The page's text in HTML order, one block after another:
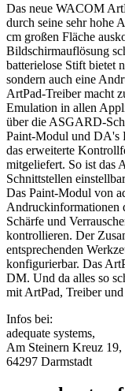
Das neue WACOM
durch seine sehr hohe
cm großen Fläche
Bildschirmauflösung
batterielose Stift bietet
sondern auch eine
ArtPad-Treiber macht
Emulation in allen
über die ASGARD-
Paint-Modul und DA's
das erweiterte
mitgeliefert. So ist das
Schnittstellen
Das Paint-Modul von
Andruckinformationen
Schärfe und
kontrollieren. Der
entsprechenden
konfigurierbar. Das
DM. Und da alles so
mit ArtPad, Treiber
Infos bei:
adequate systems,
Am Steinern Kreuz 19,
64297 Darmstadt